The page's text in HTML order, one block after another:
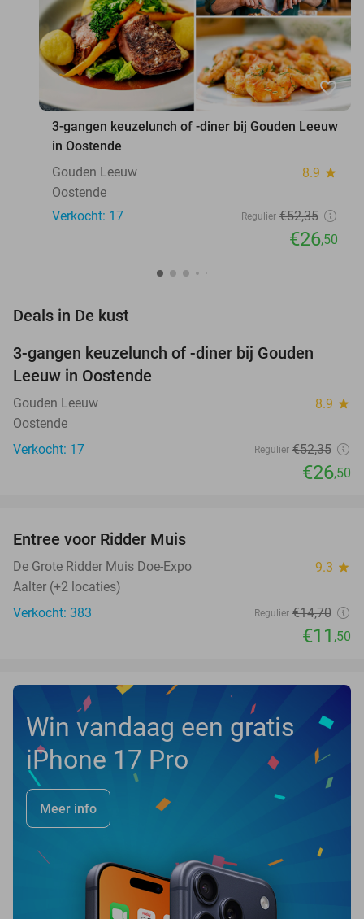
favorite_border
3-gangen keuzelunch of -diner bij Gouden Leeuw
in Oostende
Gouden Leeuw
8.9 star
Oostende
Verkocht: 17
Regulier €52,35
€26,50
Deals in De kust
3-gangen keuzelunch of -diner bij Gouden
Leeuw in Oostende
Gouden Leeuw 8.9 star
Oostende
Verkocht: 17
Regulier €52,35
€26,50
TODAY
Entree voor Ridder Muis
De Grote Ridder Muis Doe-Expo 9.3 star
Aalter (+2 locaties)
Verkocht: 383
Regulier €14,70
€11 ,50
Win vandaag een gratis
iPhone 17 Pro
Meer info